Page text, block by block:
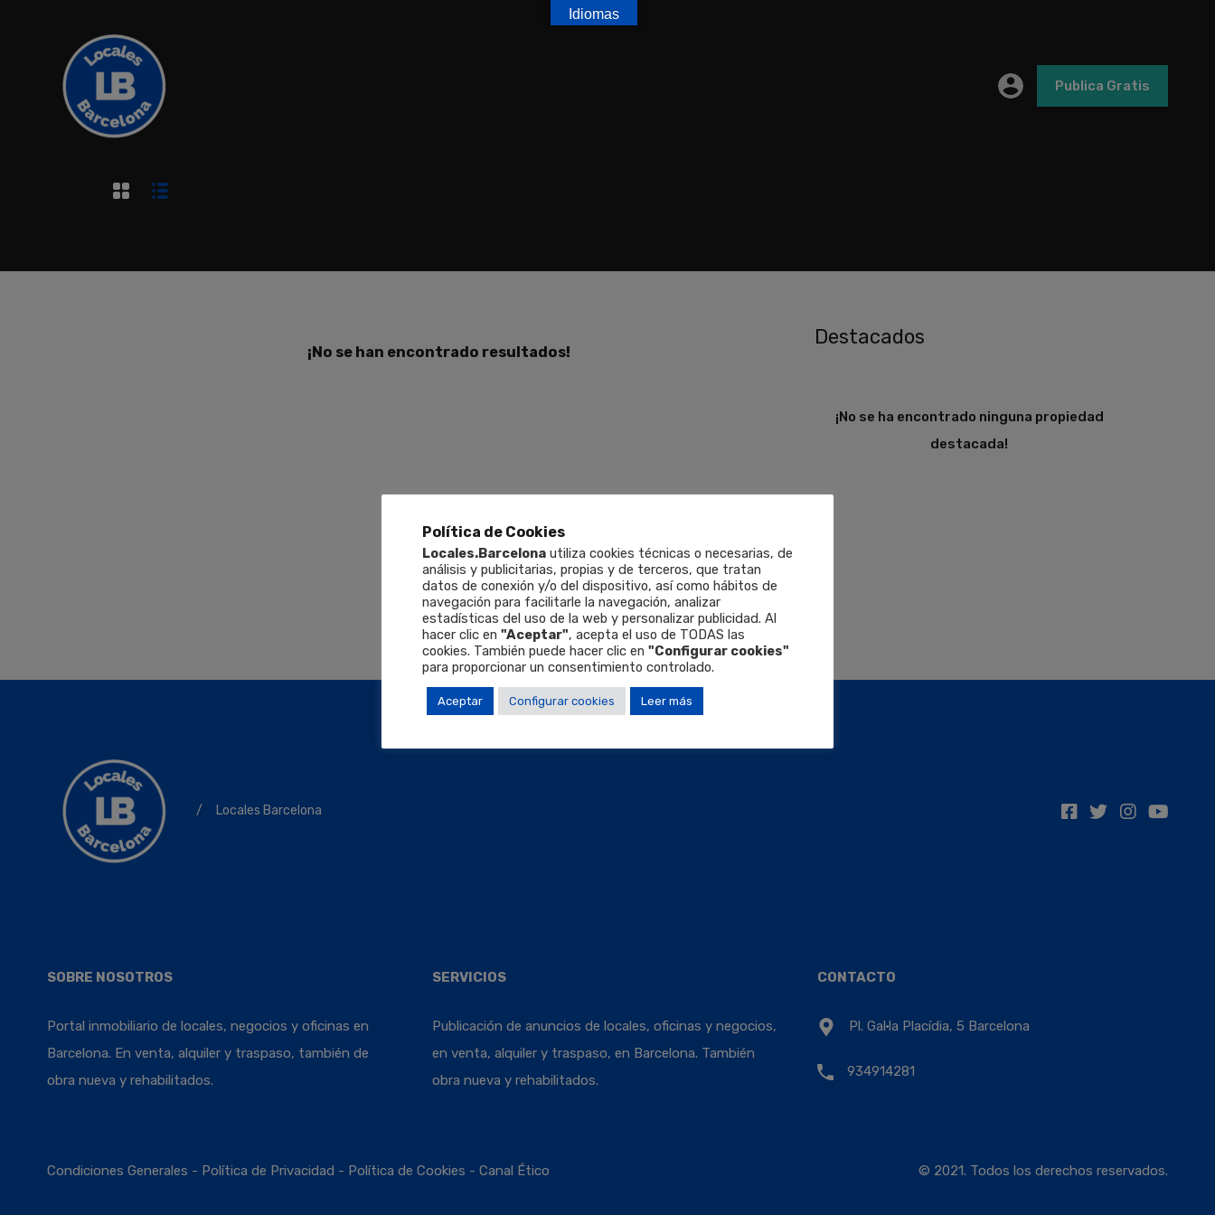
Publica Gratis
¡No se han encontrado resultados!
Destacados
¡No se ha encontrado ninguna propiedad
destacada!
/ Locales Barcelona
SOBRE NOSOTROS
Portal inmobiliario de locales, negocios y oficinas en
Barcelona. En venta, alquiler y traspaso, también de
obra nueva y rehabilitados.
SERVICIOS
Publicación de anuncios de locales, oficinas y negocios,
en venta, alquiler y traspaso, en Barcelona. También
obra nueva y rehabilitados.
CONTACTO
Pl. Gal·la Placídia, 5 Barcelona
934914281
Condiciones Generales - Política de Privacidad - Política de Cookies - Canal Ético © 2021. Todos los derechos reservados.
Política de Cookies
Locales.Barcelona utiliza cookies técnicas o necesarias, de
análisis y publicitarias, propias y de terceros, que tratan
datos de conexión y/o del dispositivo, así como hábitos de
navegación para facilitarle la navegación, analizar
estadísticas del uso de la web y personalizar publicidad. Al
hacer clic en "Aceptar", acepta el uso de TODAS las
cookies. También puede hacer clic en "Configurar cookies"
para proporcionar un consentimiento controlado.
Aceptar Configurar cookies Leer más
Idiomas